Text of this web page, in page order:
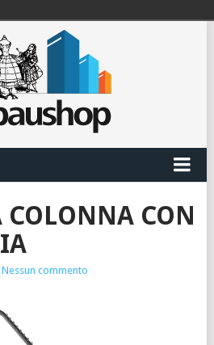
COLONNA CON
Nessun commento